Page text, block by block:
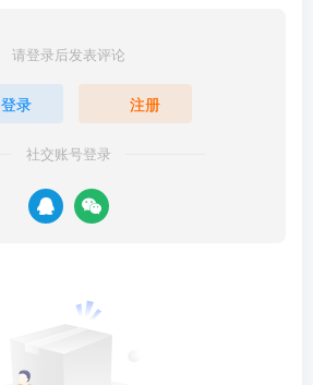
请登录后发表评论
登录 注册
社交账号登录